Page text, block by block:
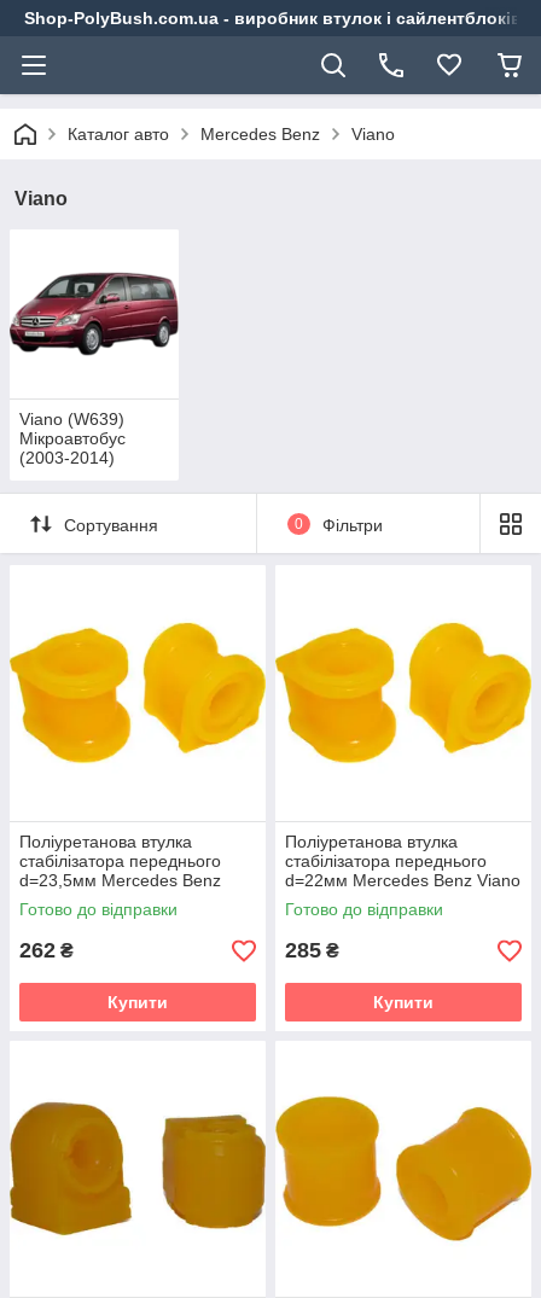
Shop-PolyBush.com.ua - виробник втулок і сайлентблоків
Каталог авто Mercedes Benz Viano
Viano
Viano (W639)
Мікроавтобус
(2003-2014)
Сортування 0 Фільтри
Поліуретанова втулка
стабілізатора переднього
d=23,5мм Mercedes Benz
Viano (W639) Мікроавтобус
(2003-2014) v19
Готово до відправки
262 ₴
Купити
Поліуретанова втулка
стабілізатора переднього
d=22мм Mercedes Benz Viano
(W639) Мікроавтобус (2003-
2014) v19
Готово до відправки
285 ₴
Купити